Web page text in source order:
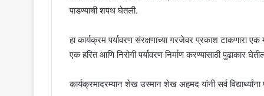
पाडण्याची शपथ घेतली.
हा कार्यक्रम पर्यावरण संरक्षणाच्या गरजेवर प्रकाश टाकणारा
एक हरित आणि निरोगी पर्यावरण निर्माण करण्यासाठी पुढाकार
कार्यक्रमादरम्यान शेख उस्मान शेख अहमद यांनी सर्व विद्यार्थ्यांना